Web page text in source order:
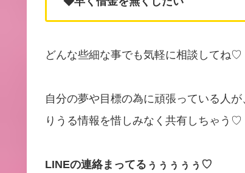
どんな些細な事でも気軽に相談してね♡
自分の夢や目標の為に頑張っている人
りうる情報を惜しみなく共有しちゃう♡
LINEの連絡まってるぅぅぅぅぅ♡